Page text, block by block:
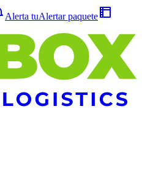
Alerta tuAlertarpaquete